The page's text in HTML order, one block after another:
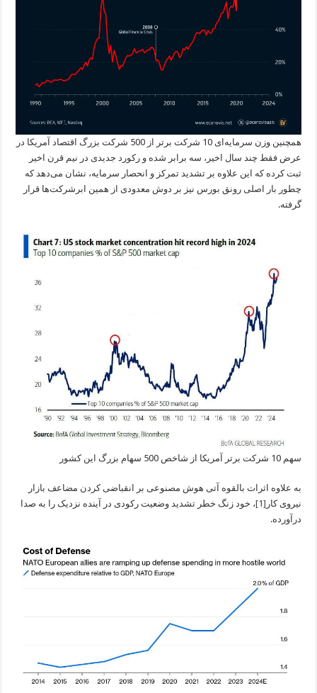
همچنین وزن سرمایه‌ای 10 شرکت برتر از 500 شرکت بزرگ اقتصاد آمریکا در
عرض فقط چند سال اخیر، سه برابر شده و رکورد جدیدی در نیم قرن اخیر
ثبت کرده که این علاوه بر تشدید تمرکز و انحصار سرمایه، نشان می‌دهد که
چطور بار اصلی رونق بورس نیز بر دوش معدودی از همین ابرشرکت‌ها قرار
گرفته.
سهم 10 شرکت برتر آمریکا از شاخص 500 سهام بزرگ این کشور
به علاوه اثرات بالقوه آتی هوش مصنوعی بر انقباضی کردن مضاعف بازار
نیروی کار [1]
، خود زنگ خطر تشدید وضعیت رکودی در آینده نزدیک را به صدا
درآورده.